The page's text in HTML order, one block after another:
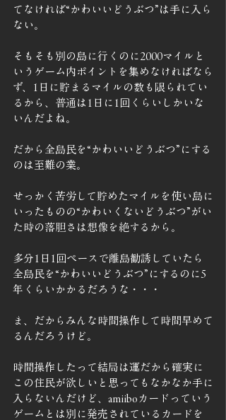
てなければ“かわいいどうぶつ”は手に入ら
ない。
そもそも別の島に行くのに2000マイルと
いうゲーム内ポイントを集めなければなら
ず、1日に貯まるマイルの数も限られてい
るから、普通は1日に1回くらいしかいな
いんだよね。
だから全島民を“かわいいどうぶつ”にする
のは至難の業。
せっかく苦労して貯めたマイルを使い島に
いったものの“かわいくないどうぶつ”がい
た時の落胆さは想像を絶するから。
多分1日1回ペースで離島勧誘していたら
全島民を“かわいいどうぶつ”にするのに5
年くらいかかるだろうな・・・
ま、だからみんな時間操作して時間早めて
るんだろうけど。
時間操作したって結局は運だから確実に
この住民が欲しいと思ってもなかなか手に
入らないんだけど、amiiboカードっていう
ゲームとは別に発売されているカードを